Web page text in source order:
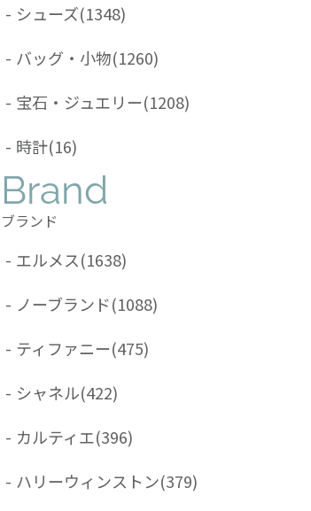
- シューズ(1348)
- バッグ・小物(1260)
- 宝石・ジュエリー(1208)
- 時計(16)
Brand
ブランド
- エルメス(1638)
- ノーブランド(1088)
- ティファニー(475)
- シャネル(422)
- カルティエ(396)
- ハリーウィンストン(379)